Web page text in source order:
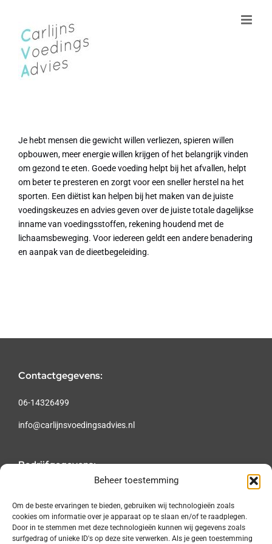
Beheer toestemming
Om de beste ervaringen te bieden, gebruiken wij technologieën zoals
cookies om informatie over je apparaat op te slaan en/of te raadplegen.
Door in te stemmen met deze technologieën kunnen wij gegevens zoals
surfgedrag of unieke ID's op deze site verwerken. Als je geen toestemming
inhoud
Je hebt mensen die gewicht willen verliezen, spieren willen
opbouwen, meer energie willen krijgen of het belangrijk vinden
om gezond te eten. Goede voeding helpt bij het afvallen, helpt
om beter te presteren en zorgt voor een sneller herstel na het
sporten. Een diëtist kan helpen bij het maken van de juiste
voedingskeuzes en advies geven over de juiste totale dagelijkse
inname van voedingsstoffen, rekening houdend met de
lichaamsbeweging. Voor iedereen geldt een andere benadering
en aanpak van de dieetbegeleiding.
Contactgegevens:
06-14326499
info@carlijnsvoedingsadvies.nl
Bedrijfgegevens:
BTW nr.: 194593393B01
AGB-code: 24-051797